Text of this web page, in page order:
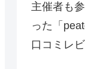
主催者も
った「
口コミレ